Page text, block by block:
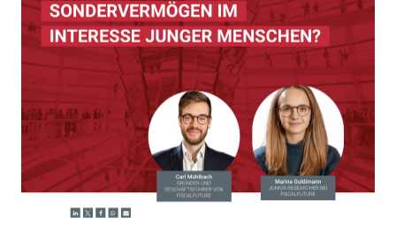
Link kopieren